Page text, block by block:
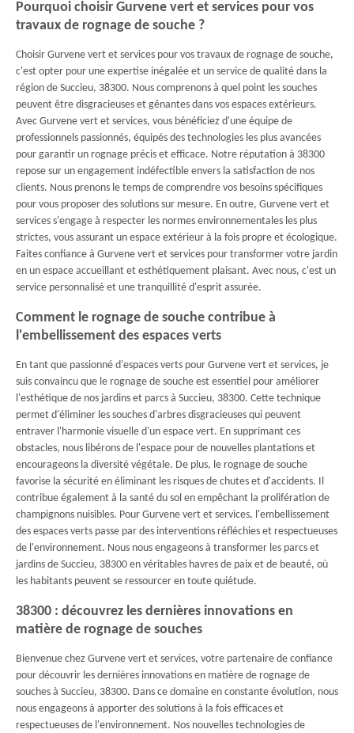
Pourquoi choisir Gurvene vert et services pour vos
travaux de rognage de souche ?
Choisir Gurvene vert et services pour vos travaux de rognage de souche,
c'est opter pour une expertise inégalée et un service de qualité dans la
région de Succieu, 38300. Nous comprenons à quel point les souches
peuvent être disgracieuses et gênantes dans vos espaces extérieurs.
Avec Gurvene vert et services, vous bénéficiez d'une équipe de
professionnels passionnés, équipés des technologies les plus avancées
pour garantir un rognage précis et efficace. Notre réputation à 38300
repose sur un engagement indéfectible envers la satisfaction de nos
clients. Nous prenons le temps de comprendre vos besoins spécifiques
pour vous proposer des solutions sur mesure. En outre, Gurvene vert et
services s'engage à respecter les normes environnementales les plus
strictes, vous assurant un espace extérieur à la fois propre et écologique.
Faites confiance à Gurvene vert et services pour transformer votre jardin
en un espace accueillant et esthétiquement plaisant. Avec nous, c'est un
service personnalisé et une tranquillité d'esprit assurée.
Comment le rognage de souche contribue à
l'embellissement des espaces verts
En tant que passionné d'espaces verts pour Gurvene vert et services, je
suis convaincu que le rognage de souche est essentiel pour améliorer
l'esthétique de nos jardins et parcs à Succieu, 38300. Cette technique
permet d'éliminer les souches d'arbres disgracieuses qui peuvent
entraver l'harmonie visuelle d'un espace vert. En supprimant ces
obstacles, nous libérons de l'espace pour de nouvelles plantations et
encourageons la diversité végétale. De plus, le rognage de souche
favorise la sécurité en éliminant les risques de chutes et d'accidents. Il
contribue également à la santé du sol en empêchant la prolifération de
champignons nuisibles. Pour Gurvene vert et services, l'embellissement
des espaces verts passe par des interventions réfléchies et respectueuses
de l'environnement. Nous nous engageons à transformer les parcs et
jardins de Succieu, 38300 en véritables havres de paix et de beauté, où
les habitants peuvent se ressourcer en toute quiétude.
38300 : découvrez les dernières innovations en
matière de rognage de souches
Bienvenue chez Gurvene vert et services, votre partenaire de confiance
pour découvrir les dernières innovations en matière de rognage de
souches à Succieu, 38300. Dans ce domaine en constante évolution, nous
nous engageons à apporter des solutions à la fois efficaces et
respectueuses de l'environnement. Nos nouvelles technologies de